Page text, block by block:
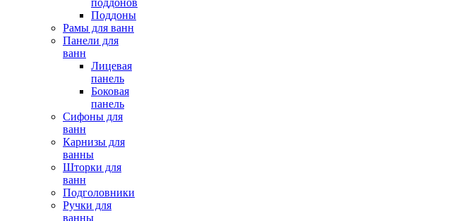
поддонов
Поддоны
Рамы для ванн
Панели для
ванн
Лицевая
панель
Боковая
панель
Сифоны для
ванн
Карнизы для
ванны
Шторки для
ванн
Подголовники
Ручки для
ванны